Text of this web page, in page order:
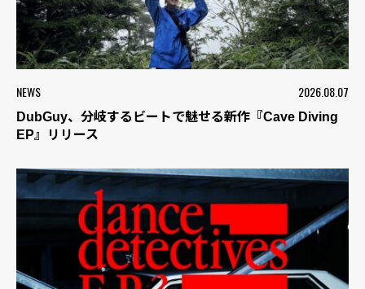
NEWS 2026.08.07
DubGuy、分岐するビートで魅せる新作『Cave Diving
EP』リリース